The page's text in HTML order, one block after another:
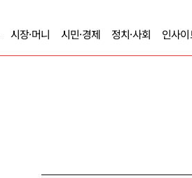
시장·머니 시민·경제 정치·사회 인사